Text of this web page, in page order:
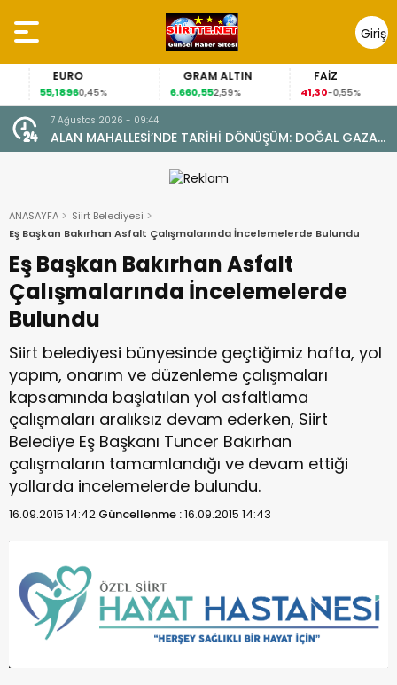
Giriş
Yap
EURO
55,18960,45%
GRAM ALTIN
6.660,552,59% -0,55%
7 Ağustos 2026 - 09:44
ALAN MAHALLESİ’NDE TARİHİ DÖNÜŞÜM: DOĞAL GAZA
KAVUŞTU, 34 YILLIK TAPU SORUNU ÇÖZÜLDÜ
ANASAYFA
Siirt Belediyesi
Eş Başkan Bakırhan Asfalt Çalışmalarında İncelemelerde Bulundu
Eş Başkan Bakırhan Asfalt
Çalışmalarında İncelemelerde
Bulundu
Siirt belediyesi bünyesinde geçtiğimiz hafta, yol
yapım, onarım ve düzenleme çalışmaları
kapsamında başlatılan yol asfaltlama
çalışmaları aralıksız devam ederken, Siirt
Belediye Eş Başkanı Tuncer Bakırhan
çalışmaların tamamlandığı ve devam ettiği
yollarda incelemelerde bulundu.
16.09.2015 14:42 Güncellenme :16.09.2015 14:43